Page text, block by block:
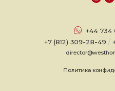
+44 734
+7 (812) 309-28-49 /
Политика